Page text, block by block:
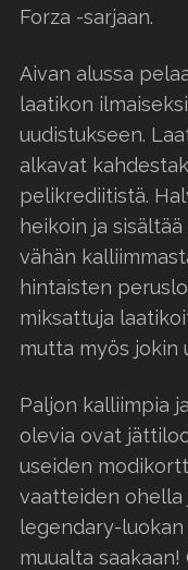
Forza -sarjaan.
Aivan alussa
laatikon
uudistukseen.
alkavat
pelikrediitistä.
heikoin ja
vähän
hintaisten
miksattuja
mutta myös jokin
Paljon kalliimpia
olevia ovat
useiden
vaatteiden ohella
legendary-
muualta